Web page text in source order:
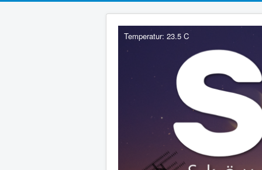
Temperatur: 23.5 C